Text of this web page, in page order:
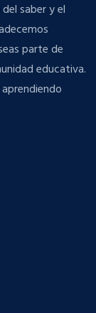
saber y el
parte de
educativa.